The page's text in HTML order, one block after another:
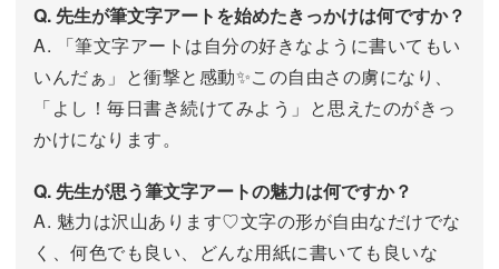
Q. 先生が筆文字アートを始めたきっかけは何ですか？
A. 「筆文字アートは自分の好きなように書いてもい
いんだぁ」と衝撃と感動✨この自由さの虜になり、
「よし！毎日書き続けてみよう」と思えたのがきっ
かけになります。
Q. 先生が思う筆文字アートの魅力は何ですか？
A. 魅力は沢山あります♡文字の形が自由なだけでな
く、何色でも良い、どんな用紙に書いても良いな